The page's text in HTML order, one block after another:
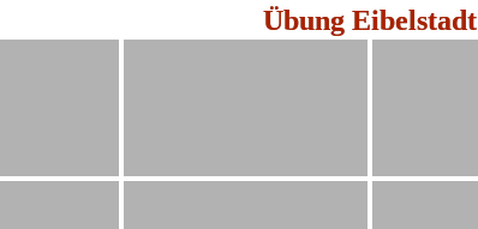
Übung Eibelstadt